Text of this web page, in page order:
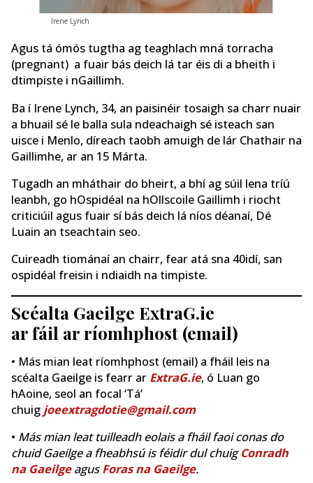
Irene Lynch
Agus tá ómós tugtha ag teaghlach mná torracha
(pregnant) a fuair bás deich lá tar éis di a bheith i
dtimpiste i nGaillimh.
Ba í Irene Lynch, 34, an paisinéir tosaigh sa charr nuair
a bhuail sé le balla sula ndeachaigh sé isteach san
uisce i Menlo, díreach taobh amuigh de lár Chathair na
Gaillimhe, ar an 15 Márta.
Tugadh an mháthair do bheirt, a bhí ag súil lena tríú
leanbh, go hOspidéal na hOllscoile Gaillimh i riocht
criticiúil agus fuair sí bás deich lá níos déanaí, Dé
Luain an tseachtain seo.
Cuireadh tiománaí an chairr, fear atá sna 40idí, san
ospidéal freisin i ndiaidh na timpiste.
Scéalta Gaeilge ExtraG.ie
ar fáil ar ríomhphost (email)
• Más mian leat ríomhphost (email) a fháil leis na
scéalta Gaeilge is fearr ar ExtraG.ie, ó Luan go
hAoine, seol an focal ‘Tá’
chuig joeextragdotie@gmail.com
• Más mian leat tuilleadh eolais a fháil faoi conas do
chuid Gaeilge a fheabhsú is féidir dul chuigConradh
na GaeilgeagusForas na Gaeilge.